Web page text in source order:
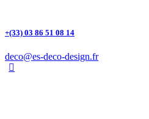
+(33) 03 86 51 08 14
deco@es-deco-design.fr